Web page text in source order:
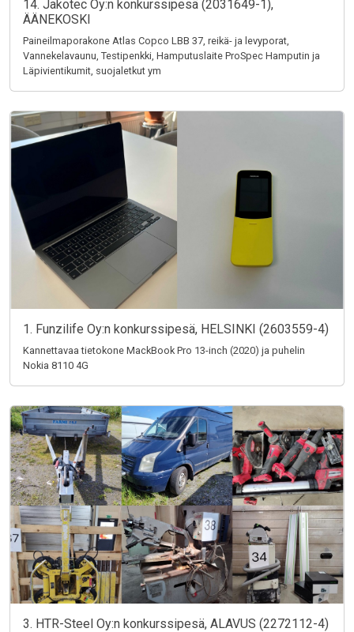
14. Jakotec Oy:n konkurssipesä (2031649-1),
ÄÄNEKOSKI
Paineilmaporakone Atlas Copco LBB 37, reikä- ja levyporat,
Vannekelavaunu, Testipenkki, Hamputuslaite ProSpec Hamputin ja
Läpivientikumit, suojaletkut ym
1. Funzilife Oy:n konkurssipesä, HELSINKI (2603559-4)
Kannettavaa tietokone MackBook Pro 13-inch (2020) ja puhelin
Nokia 8110 4G
3. HTR-Steel Oy:n konkurssipesä, ALAVUS (2272112-4)